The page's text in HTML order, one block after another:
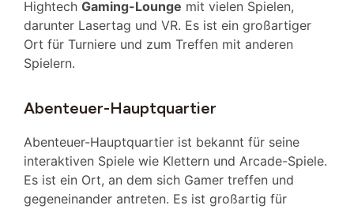
Hightech Gaming-Lounge mit vielen Spielen,
darunter Lasertag und VR. Es ist ein großartiger
Ort für Turniere und zum Treffen mit anderen
Spielern.
Abenteuer-Hauptquartier
Abenteuer-Hauptquartier ist bekannt für seine
interaktiven Spiele wie Klettern und Arcade-Spiele.
Es ist ein Ort, an dem sich Gamer treffen und
gegeneinander antreten. Es ist großartig für